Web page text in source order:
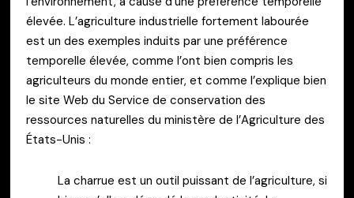
élevée. L’agriculture industrielle fortement labourée
est un des exemples induits par une préférence
temporelle élevée, comme l’ont bien compris les
agriculteurs du monde entier, et comme l’explique bien
le site Web du Service de conservation des
ressources naturelles du ministère de l’Agriculture des
États-Unis :
La charrue est un outil puissant de l’agriculture, si